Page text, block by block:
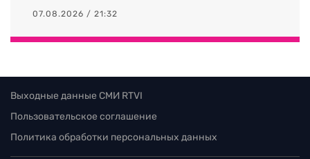
07.08.2026 / 21:32
Выходные данные СМИ RTVI
Пользовательское соглашение
Политика обработки персональных данных